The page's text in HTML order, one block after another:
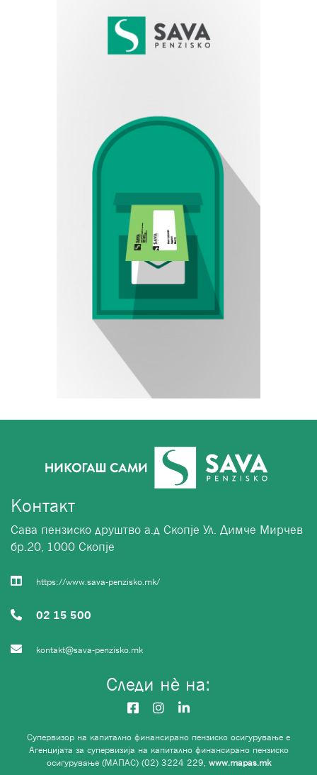
Следи нѐ на:
Контакт
Сава пензиско друштво а.д Скопје Ул. Димче Мирчев
бр.20, 1000 Скопје
https://www.sava-penzisko.mk/
02 15 500
kontakt@sava-penzisko.mk
Супервизор на капитално финансирано пензиско осигурување е
Агенцијата за супервизија на капитално финансирано пензиско
осигурување (МАПАС) (02) 3224 229, www.mapas.mk